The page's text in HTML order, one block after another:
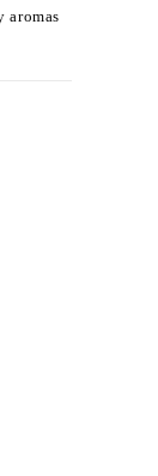
aromas